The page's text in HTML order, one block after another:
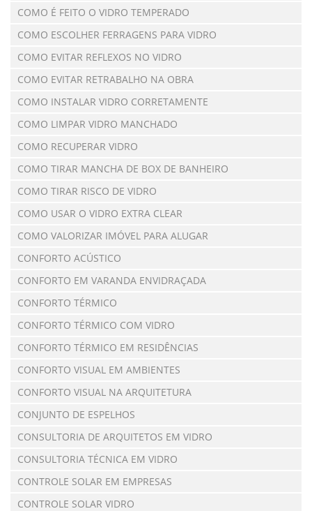
COMO É FEITO O VIDRO TEMPERADO
COMO ESCOLHER FERRAGENS PARA VIDRO
COMO EVITAR REFLEXOS NO VIDRO
COMO EVITAR RETRABALHO NA OBRA
COMO INSTALAR VIDRO CORRETAMENTE
COMO LIMPAR VIDRO MANCHADO
COMO RECUPERAR VIDRO
COMO TIRAR MANCHA DE BOX DE BANHEIRO
COMO TIRAR RISCO DE VIDRO
COMO USAR O VIDRO EXTRA CLEAR
COMO VALORIZAR IMÓVEL PARA ALUGAR
CONFORTO ACÚSTICO
CONFORTO EM VARANDA ENVIDRAÇADA
CONFORTO TÉRMICO
CONFORTO TÉRMICO COM VIDRO
CONFORTO TÉRMICO EM RESIDÊNCIAS
CONFORTO VISUAL EM AMBIENTES
CONFORTO VISUAL NA ARQUITETURA
CONJUNTO DE ESPELHOS
CONSULTORIA DE ARQUITETOS EM VIDRO
CONSULTORIA TÉCNICA EM VIDRO
CONTROLE SOLAR EM EMPRESAS
CONTROLE SOLAR VIDRO